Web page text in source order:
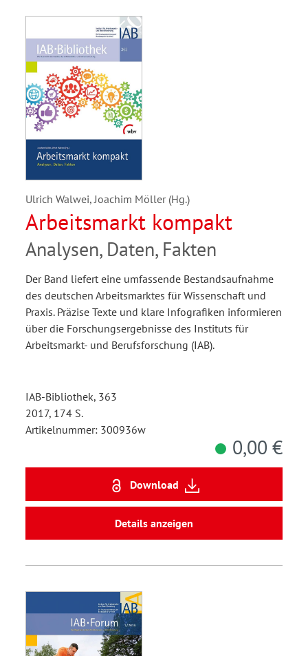
Ulrich Walwei, Joachim Möller (Hg.)
Arbeitsmarkt kompakt
Analysen, Daten, Fakten
Der Band liefert eine umfassende Bestandsaufnahme
des deutschen Arbeitsmarktes für Wissenschaft und
Praxis. Präzise Texte und klare Infografiken informieren
über die Forschungsergebnisse des Instituts für
Arbeitsmarkt- und Berufsforschung (IAB).
IAB-Bibliothek, 363
2017, 174 S.
Artikelnummer: 300936w
0,00 €
Download
Details anzeigen